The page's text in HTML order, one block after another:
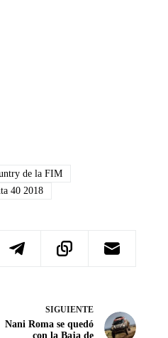
de la FIM
40 2018
SIGUIENTE
Nani Roma se quedó
con la Baja de